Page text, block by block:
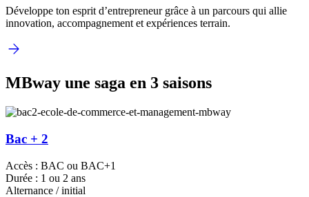
Développe ton esprit d’entrepreneur grâce à un parcours qui allie
innovation, accompagnement et expériences terrain.
MBway une saga en 3 saisons
Bac + 2
Accès : BAC ou BAC+1
Durée : 1 ou 2 ans
Alternance / initial